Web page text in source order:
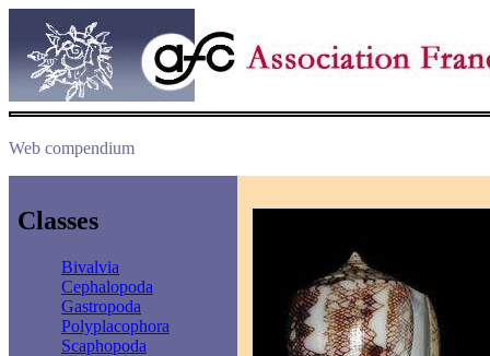
Web compendium
Classes
Bivalvia
Cephalopoda
Gastropoda
Polyplacophora
Scaphopoda